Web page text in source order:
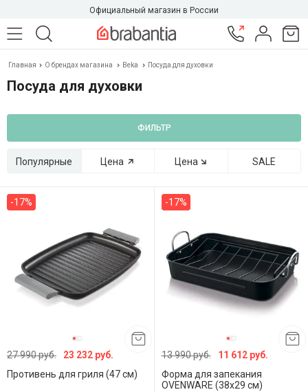
Официальный магазин в России
Главная О брендах магазина Beka Посуда для духовки
Посуда для духовки
ФИЛЬТР
Популярные Цена Цена SALE
-17%
27 990 руб.
23 232 руб.
Противень для гриля (47 см)
-17%
13 990 руб.
11 612 руб.
Форма для запекания
OVENWARE (38x29 см)